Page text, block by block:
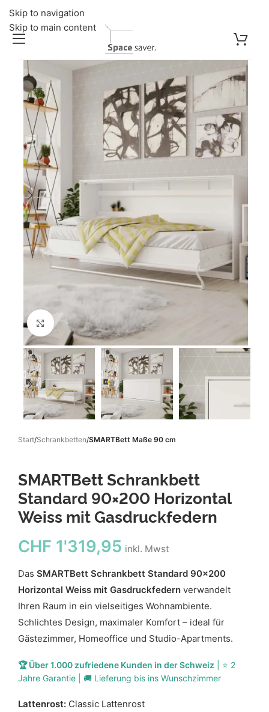
Skip to navigation
Skip to main content
Klicken um zu vergrößern
Start Schrankbetten SMARTBett Maße 90 cm
SMARTBett Schrankbett
Standard 90×200 Horizontal
Weiss mit Gasdruckfedern
CHF 1'319,95 inkl. Mwst
Das SMARTBett Schrankbett Standard 90x200
Horizontal Weiss mit Gasdruckfedern verwandelt
Ihren Raum in ein vielseitiges Wohnambiente.
Schlichtes Design, maximaler Komfort – ideal für
Gästezimmer, Homeoffice und Studio-Apartments.
🏆 Über 1.000 zufriedene Kunden in der Schweiz | ⭐ 2
Jahre Garantie | 🚚 Lieferung bis ins Wunschzimmer
Lattenrost: Classic Lattenrost